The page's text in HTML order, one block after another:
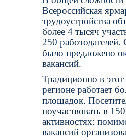
Всероссийская
трудоустройства
более 4 тысяч
250 работодателей.
было предложено
вакансий.
Традиционно в этот
регионе работает
площадок.
поучаствовать в
активностях:
вакансий